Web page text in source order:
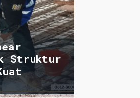
Struktur